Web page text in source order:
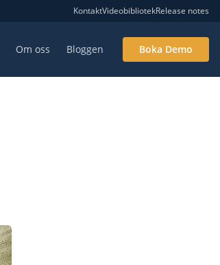
KontaktVideobibliotekRelease notes
Om oss Bloggen Boka Demo